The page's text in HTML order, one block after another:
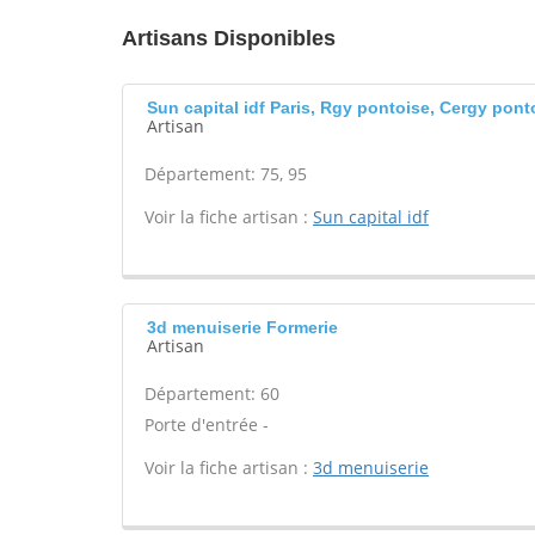
Artisans Disponibles
Sun capital idf Paris, Rgy pontoise, Cergy
Artisan
Département: 75, 95
Voir la fiche artisan : Sun capital idf
3d menuiserie Formerie
Artisan
Département: 60
Porte d'entrée -
Voir la fiche artisan : 3d menuiserie